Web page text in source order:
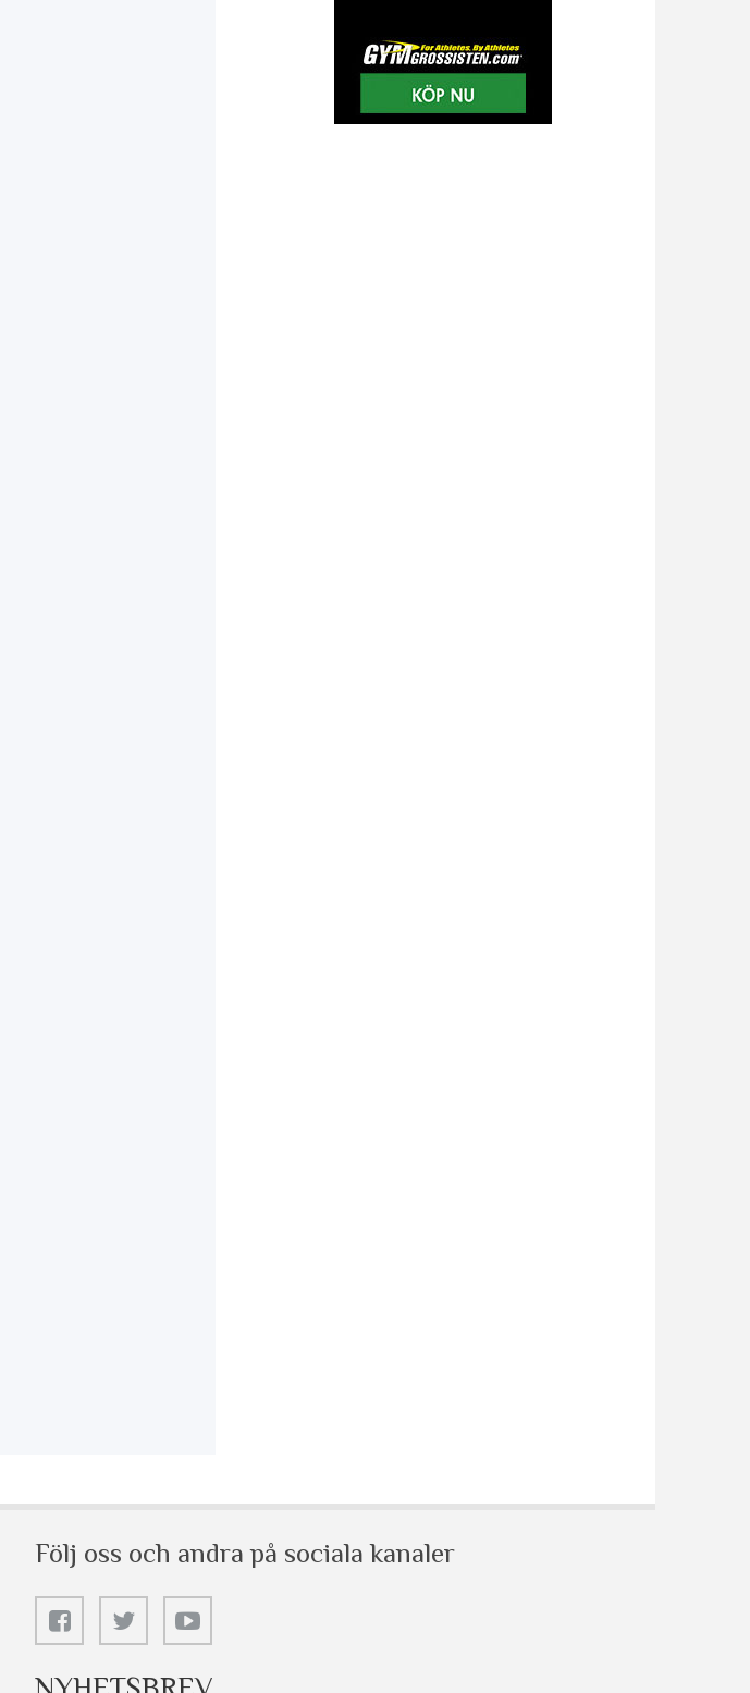
Följ oss och andra på sociala kanaler